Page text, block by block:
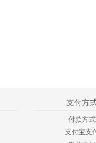
支付方
付款方式
支付宝支